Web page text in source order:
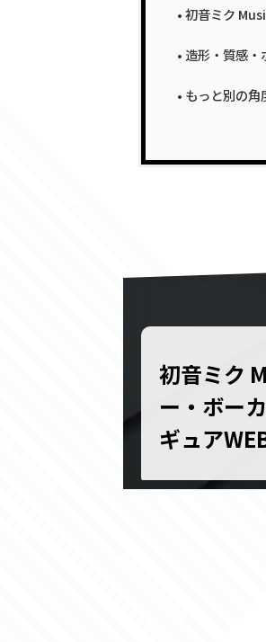
初音ミク
造形・質感・
もっと別の角
初音ミク
ー・ボー
ギュア